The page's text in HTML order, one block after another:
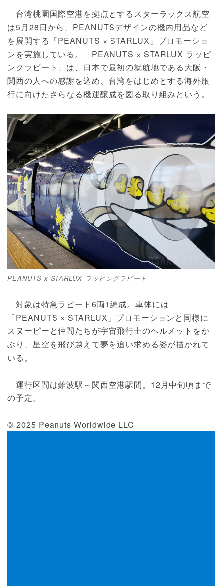
台湾桃園国際空港を拠点とするスターラックス航空
は5月28日から、PEANUTSデザインの機内用品など
を展開する「PEANUTS × STARLUX」プロモーショ
ンを実施している。「PEANUTS × STARLUX ラッピ
ングラピート」は、日本で最初の就航地である大阪・
関西の人への感謝を込め、台湾をはじめとする海外旅
行に向けたさらなる機運醸成を図る取り組みという。
PEANUTS x STARLUX ラッピングラピート
対象は特急ラピート6両1編成。車体には
「PEANUTS × STARLUX」プロモーションと同様に
スヌーピーと仲間たちが宇宙飛行士のヘルメットをか
ぶり、星空を飛び越えて夢を追い求める姿が描かれて
いる。
運行区間は難波駅～関西空港駅間。12月中旬頃まで
の予定。
© 2025 Peanuts Worldwide LLC